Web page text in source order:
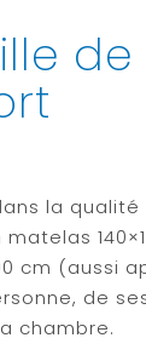
de
la qualité
cm (aussi
de
chambre.